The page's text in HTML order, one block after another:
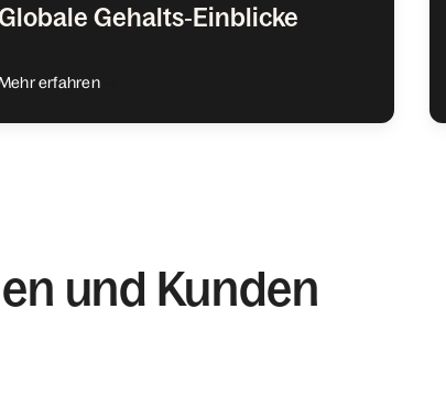
Gehalts‑Einblicke
erfahren
und Kunden